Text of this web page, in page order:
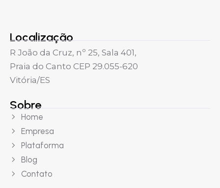
Localização
R João da Cruz, nº 25, Sala 401,
Praia do Canto CEP 29.055-620
Vitória/ES
Sobre
Home
Empresa
Plataforma
Blog
Contato